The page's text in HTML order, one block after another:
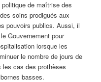
politique de maîtrise des
soins prodigués aux
pouvoirs publics. Aussi, il
Gouvernement pour
lorsque les
le nombre de jours de
cas des prothèses
basses.